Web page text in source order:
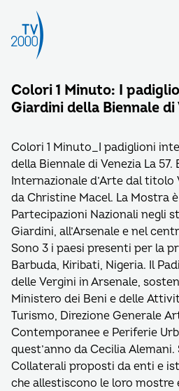
Colori 1 Minuto: I
Giardini della Biennale di
Colori 1 Minuto_I padiglioni
della Biennale di Venezia La 57.
Internazionale d’Arte dal
da Christine Macel. La Mostra
Partecipazioni Nazionali negli
Giardini, all’Arsenale e nel
Sono 3 i paesi presenti per la
Barbuda, Kiribati, Nigeria. Il
delle Vergini in Arsenale,
Ministero dei Beni e delle
Turismo, Direzione Generale
Contemporanee e Periferie
quest’anno da Cecilia Alemani.
Collaterali proposti da enti e
che allestiscono le loro mostre